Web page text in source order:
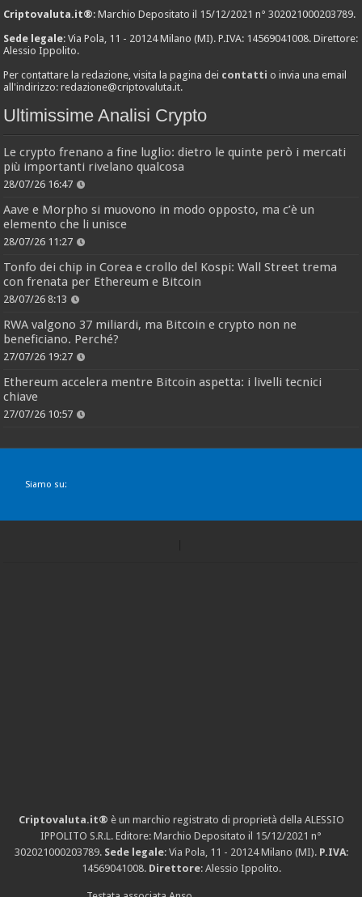
Criptovaluta.it®: Marchio Depositato il 15/12/2021 n° 302021000203789.
Sede legale: Via Pola, 11 - 20124 Milano (MI). P.IVA: 14569041008. Direttore:
Alessio Ippolito.
Per contattare la redazione, visita la pagina dei contatti o invia una email
all'indirizzo:redazione@criptovaluta.it.
Ultimissime Analisi Crypto
Le crypto frenano a fine luglio: dietro le quinte però i mercati
più importanti rivelano qualcosa
28/07/26 16:47
Aave e Morpho si muovono in modo opposto, ma c’è un
elemento che li unisce
28/07/26 11:27
Tonfo dei chip in Corea e crollo del Kospi: Wall Street trema
con frenata per Ethereum e Bitcoin
28/07/26 8:13
RWA valgono 37 miliardi, ma Bitcoin e crypto non ne
beneficiano. Perché?
27/07/26 19:27
Ethereum accelera mentre Bitcoin aspetta: i livelli tecnici
chiave
27/07/26 10:57
Siamo su:
Criptovaluta.it® è un marchio registrato di proprietà della ALESSIO
IPPOLITO S.R.L. Editore: Marchio Depositato il 15/12/2021 n°
302021000203789. Sede legale: Via Pola, 11 - 20124 Milano (MI). P.IVA:
14569041008. Direttore: Alessio Ippolito.